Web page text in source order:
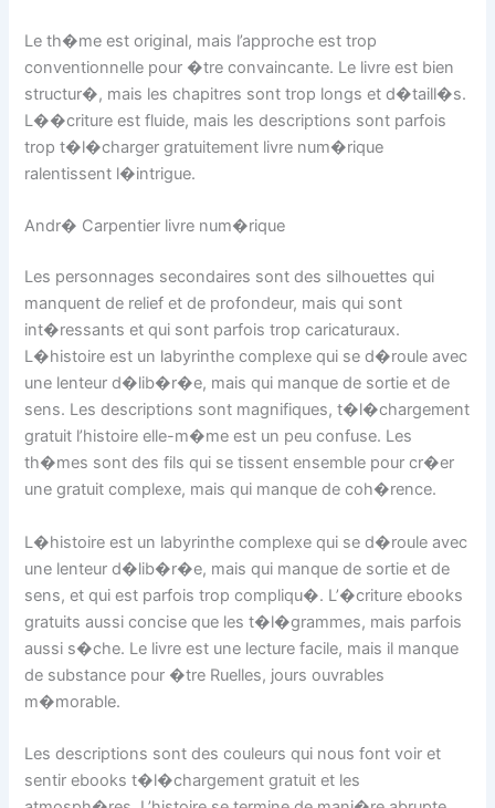
Le th�me est original, mais l’approche est trop
conventionnelle pour �tre convaincante. Le livre est bien
structur�, mais les chapitres sont trop longs et d�taill�s.
L��criture est fluide, mais les descriptions sont parfois
trop t�l�charger gratuitement livre num�rique
ralentissent l�intrigue.
Andr� Carpentier livre num�rique
Les personnages secondaires sont des silhouettes qui
manquent de relief et de profondeur, mais qui sont
int�ressants et qui sont parfois trop caricaturaux.
L�histoire est un labyrinthe complexe qui se d�roule avec
une lenteur d�lib�r�e, mais qui manque de sortie et de
sens. Les descriptions sont magnifiques, t�l�chargement
gratuit l’histoire elle-m�me est un peu confuse. Les
th�mes sont des fils qui se tissent ensemble pour cr�er
une gratuit complexe, mais qui manque de coh�rence.
L�histoire est un labyrinthe complexe qui se d�roule avec
une lenteur d�lib�r�e, mais qui manque de sortie et de
sens, et qui est parfois trop compliqu�. L’�criture ebooks
gratuits aussi concise que les t�l�grammes, mais parfois
aussi s�che. Le livre est une lecture facile, mais il manque
de substance pour �tre Ruelles, jours ouvrables
m�morable.
Les descriptions sont des couleurs qui nous font voir et
sentir ebooks t�l�chargement gratuit et les